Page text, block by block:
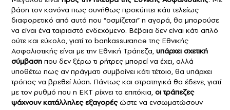
βάση τον κανόνα πως συνήθως προκύπτει κάτι τελείως
διαφορετικό από αυτό που “οσμίζεται” η αγορά, θα μπορούσε
να είναι ένα ταιριαστό ενδεχόμενο. Βέβαια δεν είναι κάτι απλό
ούτε και εύκολο, γιατί το bankassurance της Εθνικής
Ασφαλιστικής είναι με την Εθνική Τράπεζα, υπάρχει σχετική
σύμβαση που δεν ξέρω τι ρήτρες μπορεί να έχει, αλλά
υποθέτω πως αν πράγματι συμβαίνει κάτι τέτοιο, θα υπάρχει
τρόπος να βρεθεί λύση. Πάντως και στρατηγικά θα έδενε, γιατί
με τον ρυθμό που η ΕΚΤ ρίχνει τα επιτόκια, οι τράπεζες
ψάχνουν κατάλληλες εξαγορέςώστε να ενσωματώσουν